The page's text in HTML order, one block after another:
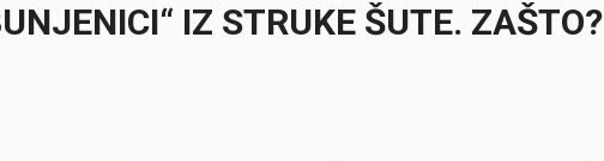
IZ STRUKE ŠUTE. ZAŠTO?